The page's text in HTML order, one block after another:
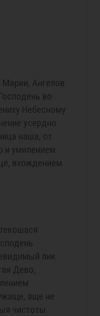
Ангелов
во
Небесному
усердно
наша, от
и умилением
вхождением
лик
Дево,
аще не
чистоты